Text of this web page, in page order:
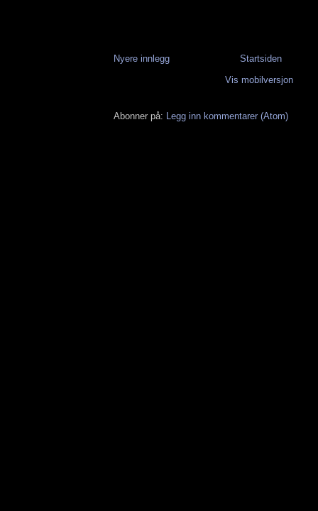
Nyere innlegg
Startsiden
Vis mobilversjon
Abonner på: Legg inn kommentarer (Atom)